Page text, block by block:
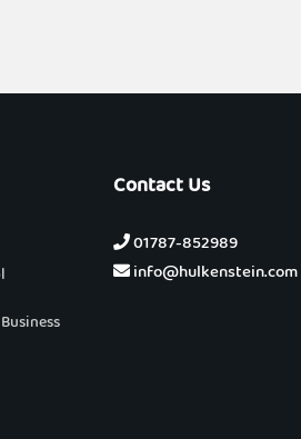
Contact Us
01787-852989
info@hulkenstein.com